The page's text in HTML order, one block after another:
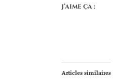
J’aime ça :
Articles similaires